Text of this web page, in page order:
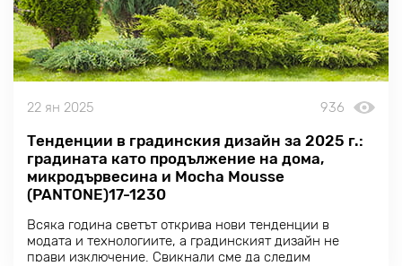
22 ян 2025 936
Тенденции в градинския дизайн за 2025 г.:
градината като продължение на дома,
микродървесина и Mocha Mousse
(PANTONE)17-1230
Всяка година светът открива нови тенденции в
модата и технологиите, а градинският дизайн не
прави изключение. Свикнали сме да следим